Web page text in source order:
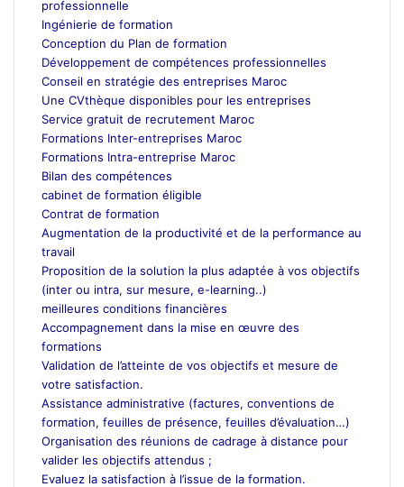
professionnelle
Ingénierie de formation
Conception du Plan de formation
Développement de compétences professionnelles
Conseil en stratégie des entreprises Maroc
Une CVthèque disponibles pour les entreprises
Service gratuit de recrutement Maroc
Formations Inter-entreprises Maroc
Formations Intra-entreprise Maroc
Bilan des compétences
cabinet de formation éligible
Contrat de formation
Augmentation de la productivité et de la performance au
travail
Proposition de la solution la plus adaptée à vos objectifs
(inter ou intra, sur mesure, e-learning..)
meilleures conditions financières
Accompagnement dans la mise en œuvre des
formations
Validation de l’atteinte de vos objectifs et mesure de
votre satisfaction.
Assistance administrative (factures, conventions de
formation, feuilles de présence, feuilles d’évaluation…)
Organisation des réunions de cadrage à distance pour
valider les objectifs attendus ;
Evaluez la satisfaction à l’issue de la formation.